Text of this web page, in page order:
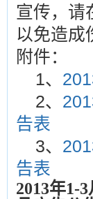
宣传，请
以免造成
附件：
1、
2、
告表
3、
告表
2013年1-